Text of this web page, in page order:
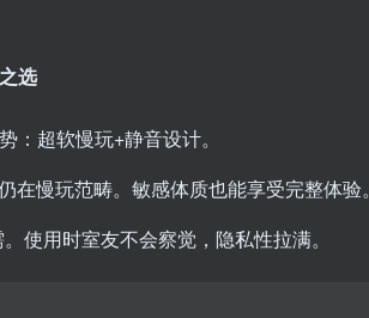
选
：超软慢玩+静音设计。
在慢玩范畴。敏感体质也能享受完整体验。
使用时室友不会察觉，隐私性拉满。